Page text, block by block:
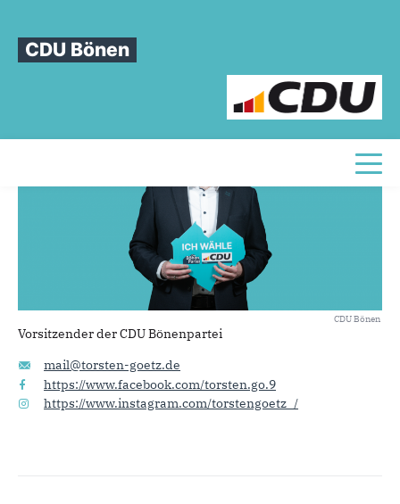
CDU Bönen
Sie sind hier
TorstenGoetz
CDU Bönen
Vorsitzender der CDU Bönenpartei
mail@torsten-goetz.de
https://www.facebook.com/torsten.go.9
https://www.instagram.com/torstengoetz_/